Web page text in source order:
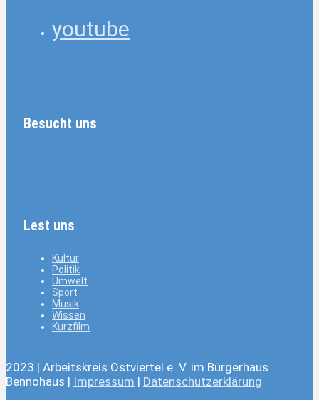
youtube
Besucht uns
Lest uns
Kultur
Politik
Umwelt
Sport
Musik
Wissen
Kurzfilm
2023 | Arbeitskreis Ostviertel e. V. im Bürgerhaus
Bennohaus | Impressum | Datenschutzerklärung